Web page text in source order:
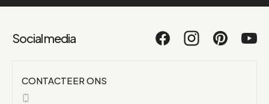
Social media
CONTACTEER ONS